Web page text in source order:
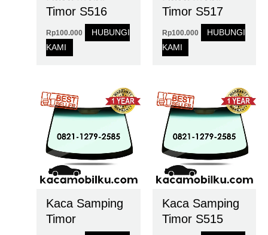
Timor S516
Rp100.000
HUBUNGI
KAMI
Timor S517
Rp100.000
HUBUNGI
KAMI
Kaca Samping
Timor
Kaca Samping
Timor S515